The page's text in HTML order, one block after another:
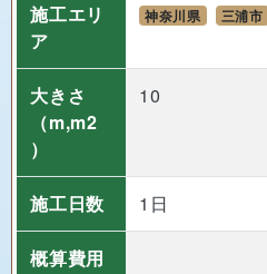
施工エリ
ア
神奈川県 三浦市
大きさ
（m,m2
）
10
施工日数 1日
概算費用